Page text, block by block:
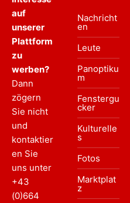
auf
unserer
Plattform
zu
werben?
Dann
zögern
Sie nicht
und
kontaktier
en Sie
uns unter
+43
(0)664
Nachricht
en
Leute
Panoptiku
m
Fenstergu
cker
Kulturelle
s
Fotos
Marktplat
z